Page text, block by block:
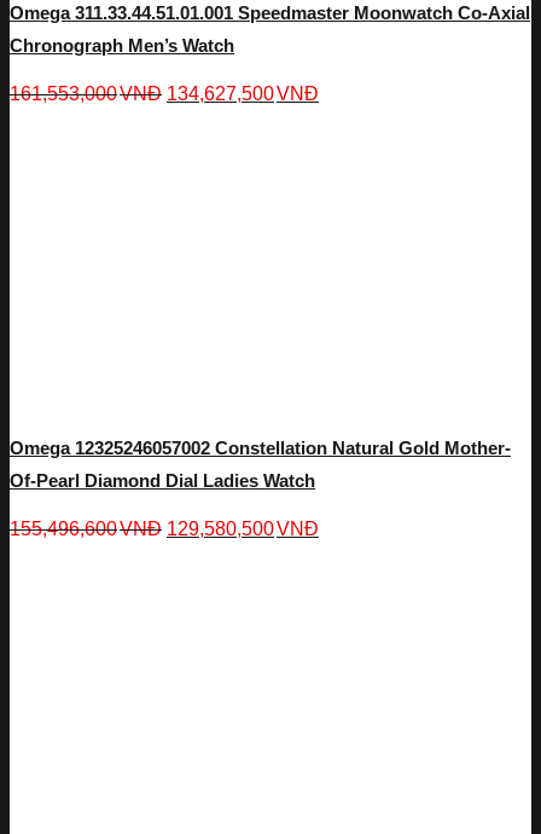
Omega 311.33.44.51.01.001 Speedmaster Moonwatch Co-Axial
Chronograph Men’s Watch
161,553,000VNĐ 134,627,500VNĐ
Omega 12325246057002 Constellation Natural Gold Mother-
Of-Pearl Diamond Dial Ladies Watch
155,496,600VNĐ 129,580,500VNĐ